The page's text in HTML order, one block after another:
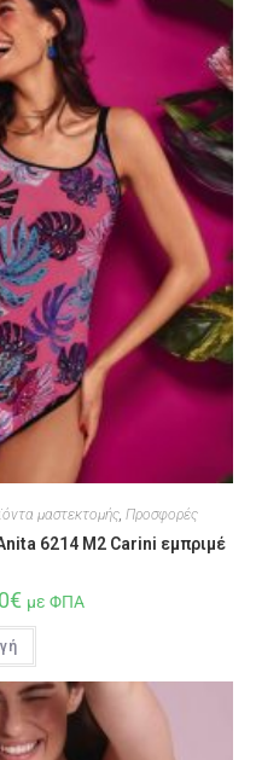
μαστεκτομής, Προσφορές
6214 M2 Carini εμπριμέ
€ με ΦΠΑ